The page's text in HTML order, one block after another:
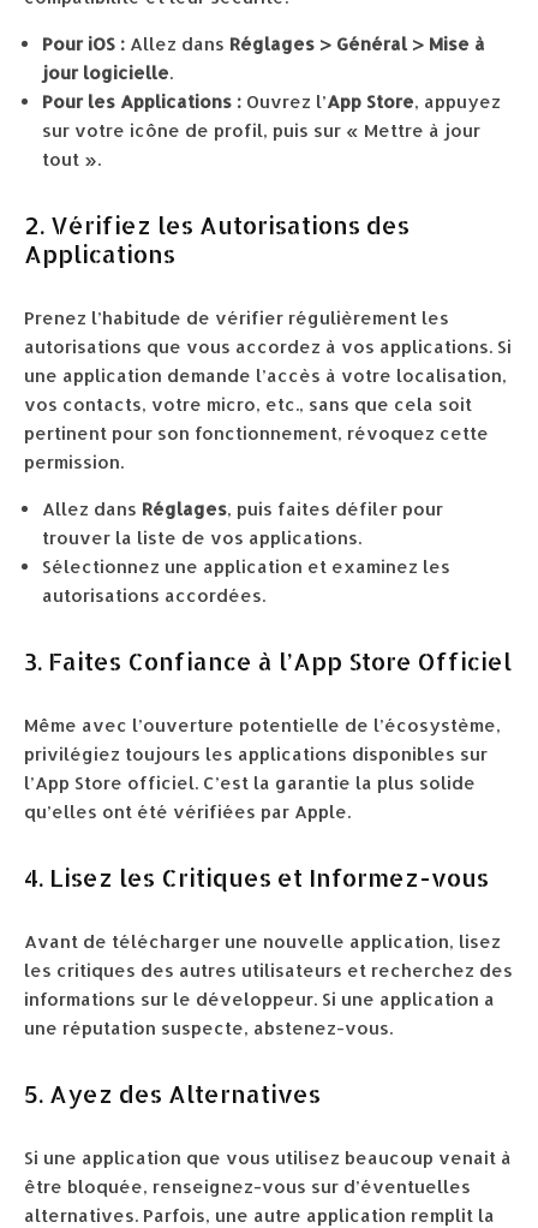
Pour iOS : Allez dans Réglages > Général > Mise à
jour logicielle.
Pour les Applications : Ouvrez l’App Store, appuyez
sur votre icône de profil, puis sur « Mettre à jour
tout ».
2. Vérifiez les Autorisations des
Applications
Prenez l’habitude de vérifier régulièrement les
autorisations que vous accordez à vos applications. Si
une application demande l’accès à votre localisation,
vos contacts, votre micro, etc., sans que cela soit
pertinent pour son fonctionnement, révoquez cette
permission.
Allez dans Réglages, puis faites défiler pour
trouver la liste de vos applications.
Sélectionnez une application et examinez les
autorisations accordées.
3. Faites Confiance à l’App Store Officiel
Même avec l’ouverture potentielle de l’écosystème,
privilégiez toujours les applications disponibles sur
l’App Store officiel. C’est la garantie la plus solide
qu’elles ont été vérifiées par Apple.
4. Lisez les Critiques et Informez-vous
Avant de télécharger une nouvelle application, lisez
les critiques des autres utilisateurs et recherchez des
informations sur le développeur. Si une application a
une réputation suspecte, abstenez-vous.
5. Ayez des Alternatives
Si une application que vous utilisez beaucoup venait à
être bloquée, renseignez-vous sur d’éventuelles
alternatives. Parfois, une autre application remplit la